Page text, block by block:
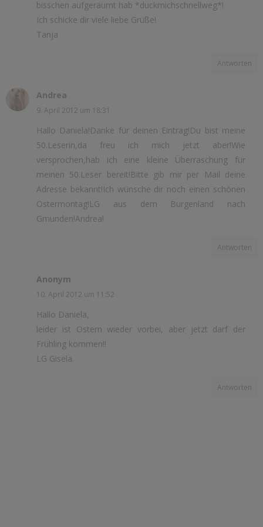
bisschen aufgeräumt hab *duckmichschnellweg*!
Ich schicke dir viele liebe Grüße!
Tanja
Antworten
Andrea
9. April 2012 um 18:31
Hallo Daniela!Danke für deinen Eintrag!Du bist meine
50.Leserin,da freu ich mich jetzt aber!Wie
versprochen,hab ich eine kleine Überraschung für
meinen 50.Leser bereit!Bitte gib mir per Mail deine
Adresse bekannt!Ich wünsche dir noch einen schönen
Ostermontag!LG aus dem Burgenland nach
Gmunden!Andrea!
Antworten
Anonym
10. April 2012 um 11:52
Hallo Daniela,
leider ist Ostern wieder vorbei, aber jetzt darf der
Frühling kommen!!
LG Gisela.
Antworten